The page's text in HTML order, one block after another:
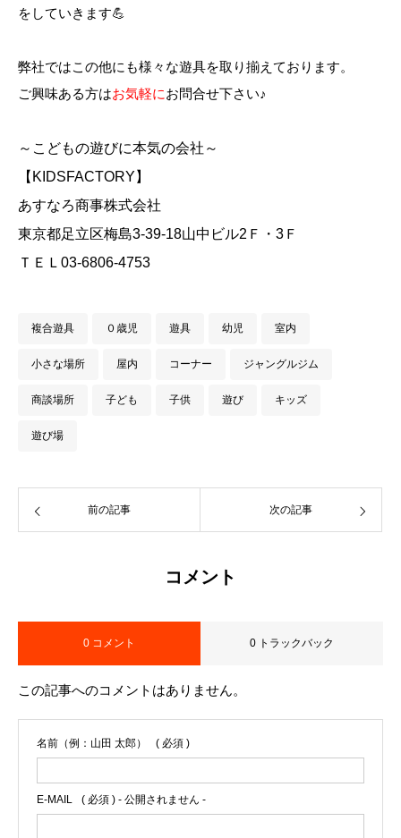
をしていきます💪
弊社ではこの他にも様々な遊具を取り揃えております。
ご興味ある方はお気軽にお問合せ下さい♪
～こどもの遊びに本気の会社～
【KIDSFACTORY】
あすなろ商事株式会社
東京都足立区梅島3-39-18山中ビル2Ｆ・3Ｆ
ＴＥＬ03-6806-4753
複合遊具 ０歳児 遊具 幼児 室内
小さな場所 屋内 コーナー ジャングルジム
商談場所 子ども 子供 遊び キッズ
遊び場
前の記事 次の記事
コメント
0 コメント 0 トラックバック
この記事へのコメントはありません。
名前（例：山田 太郎） ( 必須 )
E-MAIL ( 必須 ) - 公開されません -